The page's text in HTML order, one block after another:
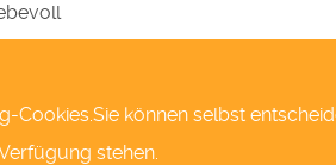
können selbst
stehen.